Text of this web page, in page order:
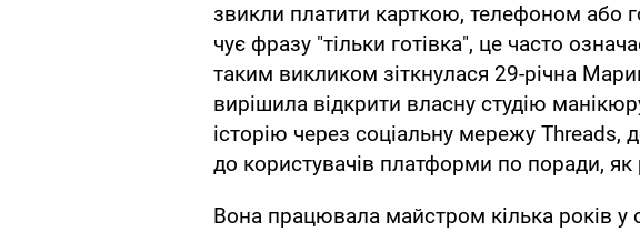
звикли платити карткою, телефоном або
чує фразу "тільки готівка", це часто
таким викликом зіткнулася 29-річна
вирішила відкрити власну студію
історію через соціальну мережу Threads,
до користувачів платформи по поради,
Вона працювала майстром кілька років у